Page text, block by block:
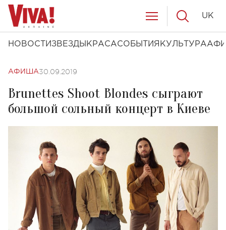
НОВОСТИ ЗВЕЗДЫ КРАСАСОБЫТИЯ КУЛЬТУРА
UK
АФИША30.09.2019
Brunettes Shoot Blondes сыграют
большой сольный концерт в Киеве